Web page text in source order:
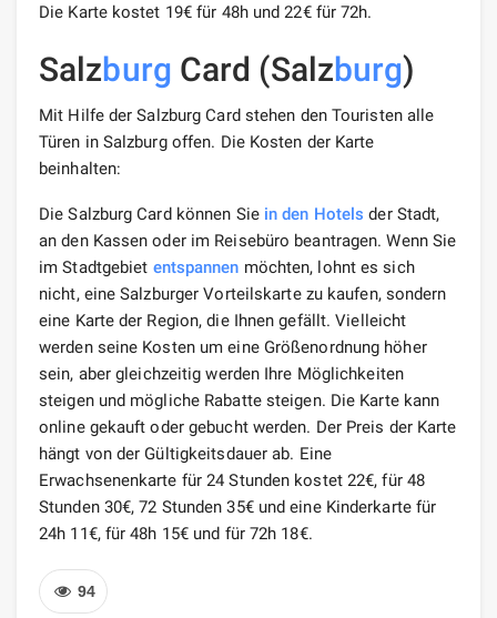
Die Karte kostet 19€ für 48h und 22€ für 72h.
Salzburg Card (Salzburg)
Mit Hilfe der Salzburg Card stehen den Touristen alle
Türen in Salzburg offen. Die Kosten der Karte
beinhalten:
Die Salzburg Card können Sie in den Hotels der Stadt,
an den Kassen oder im Reisebüro beantragen. Wenn Sie
im Stadtgebiet entspannen möchten, lohnt es sich
nicht, eine Salzburger Vorteilskarte zu kaufen, sondern
eine Karte der Region, die Ihnen gefällt. Vielleicht
werden seine Kosten um eine Größenordnung höher
sein, aber gleichzeitig werden Ihre Möglichkeiten
steigen und mögliche Rabatte steigen. Die Karte kann
online gekauft oder gebucht werden. Der Preis der Karte
hängt von der Gültigkeitsdauer ab. Eine
Erwachsenenkarte für 24 Stunden kostet 22€, für 48
Stunden 30€, 72 Stunden 35€ und eine Kinderkarte für
24h 11€, für 48h 15€ und für 72h 18€.
94